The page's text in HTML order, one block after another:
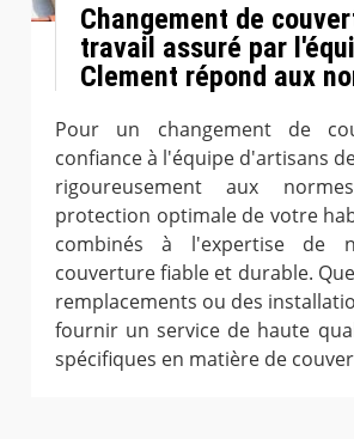
Changement de
travail assuré par
Clement répond aux
Pour un changement de
confiance à l'équipe d'artisans
rigoureusement aux
protection optimale de votre
combinés à l'expertise de
couverture fiable et durable.
remplacements ou des
fournir un service de haute
spécifiques en matière de